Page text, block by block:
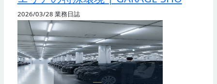
2026/03/28 業務日誌